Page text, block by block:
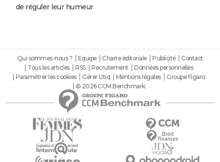
de réguler leur humeur
Qui sommes-nous ? Equipe Charte éditoriale Publicité
Contact
Tous les articles
RSS Recrutement
Données personnelles
Paramétrer les cookies
Gérer Utiq Mentions légales
Groupe Figaro
© 2026 CCM Benchmark